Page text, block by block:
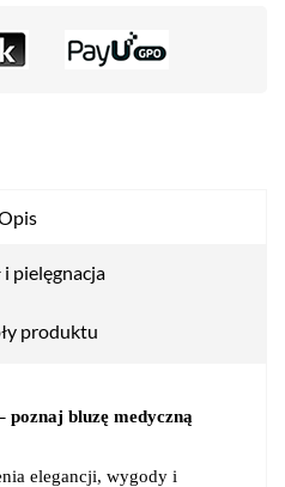
pielęgnacja
produktu
poznaj bluzę medyczną
elegancji, wygody i